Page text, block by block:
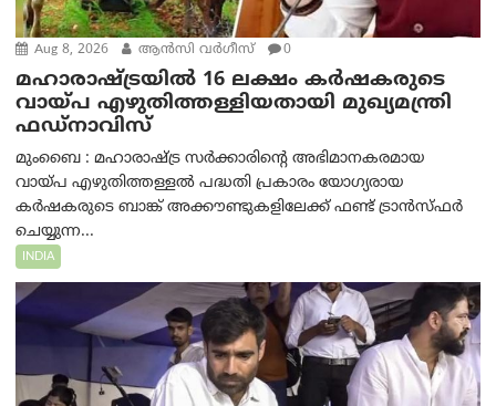
Aug 8, 2026 ആന്‍സി വര്‍ഗീസ് 0
മഹാരാഷ്ട്രയിൽ 16 ലക്ഷം കർഷകരുടെ
വായ്പ എഴുതിത്തള്ളിയതായി മുഖ്യമന്ത്രി
ഫഡ്‌നാവിസ്
മുംബൈ : മഹാരാഷ്ട്ര സർക്കാരിന്റെ അഭിമാനകരമായ
വായ്പ എഴുതിത്തള്ളൽ പദ്ധതി പ്രകാരം യോഗ്യരായ
കർഷകരുടെ ബാങ്ക് അക്കൗണ്ടുകളിലേക്ക് ഫണ്ട് ട്രാൻസ്ഫർ
ചെയ്യുന്ന...
INDIA